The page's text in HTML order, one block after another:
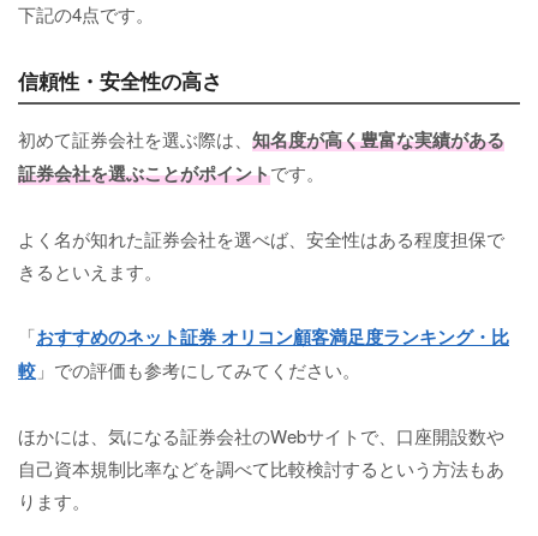
下記の4点です。
信頼性・安全性の高さ
初めて証券会社を選ぶ際は、 知名度が高く豊富な実績がある
証券会社を選ぶことがポイントです。
よく名が知れた証券会社を選べば、安全性はある程度担保で
きるといえます。
「おすすめのネット証券 オリコン顧客満足度ランキング・比
較 」での評価も参考にしてみてください。
ほかには、気になる証券会社のWebサイトで、口座開設数や
自己資本規制比率などを調べて比較検討するという方法もあ
ります。